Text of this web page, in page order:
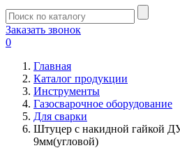
Заказать звонок
0
Главная
Каталог продукции
Инструменты
Газосварочное оборудование
Для сварки
Штуцер с накидной гайкой
9мм(угловой)